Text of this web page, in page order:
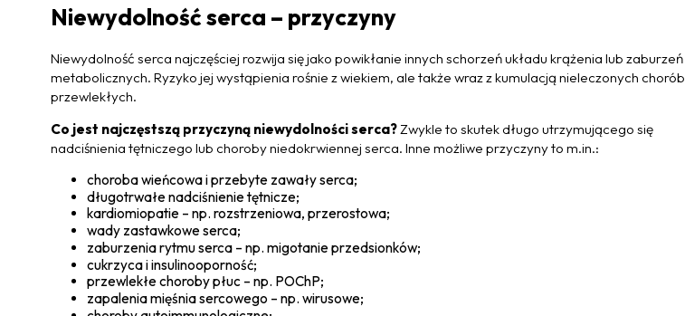
Niewydolność serca – przyczyny
Niewydolność serca najczęściej rozwija się jako powikłanie innych schorzeń układu krążenia lub zaburzeń
metabolicznych. Ryzyko jej wystąpienia rośnie z wiekiem, ale także wraz z kumulacją nieleczonych chorób
przewlekłych.
Co jest najczęstszą przyczyną niewydolności serca?Zwykle to skutek długo utrzymującego się
nadciśnienia tętniczego lub choroby niedokrwiennej serca. Inne możliwe przyczyny to m.in.:
choroba wieńcowa i przebyte zawały serca;
długotrwałe nadciśnienie tętnicze;
kardiomiopatie – np. rozstrzeniowa, przerostowa;
wady zastawkowe serca;
zaburzenia rytmu serca – np. migotanie przedsionków;
cukrzyca i insulinooporność;
przewlekłe choroby płuc – np. POChP;
zapalenia mięśnia sercowego – np. wirusowe;